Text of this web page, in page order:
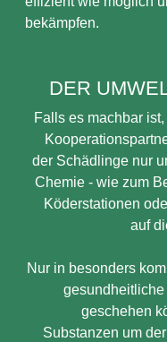
bekämpfen.
DER
Falls es machbar
der Schädlinge nur
Chemie - wie zum
Köderstationen
auf
Nur in besonders
geschehen
Substanzen um